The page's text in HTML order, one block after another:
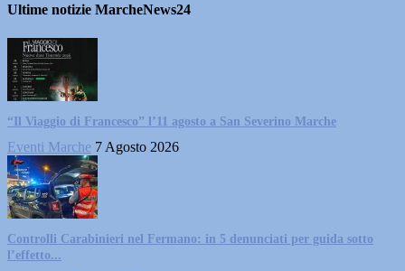
Ultime notizie MarcheNews24
“Il Viaggio di Francesco” l’11 agosto a San Severino Marche
Eventi Marche 7 Agosto 2026
Controlli Carabinieri nel Fermano: in 5 denunciati per guida sotto
l’effetto...